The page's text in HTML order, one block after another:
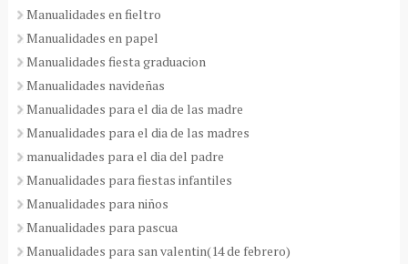
Manualidades en fieltro
Manualidades en papel
Manualidades fiesta graduacion
Manualidades navideñas
Manualidades para el dia de las madre
Manualidades para el dia de las madres
manualidades para el dia del padre
Manualidades para fiestas infantiles
Manualidades para niños
Manualidades para pascua
Manualidades para san valentin(14 de febrero)